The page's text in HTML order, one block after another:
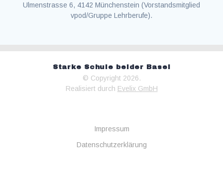
Ulmenstrasse 6, 4142 Münchenstein (Vorstandsmitglied
vpod/Gruppe Lehrberufe).
Starke Schule beider Basel
© Copyright 2026.
Realisiert durch Evelix GmbH
Impressum
Datenschutzerklärung